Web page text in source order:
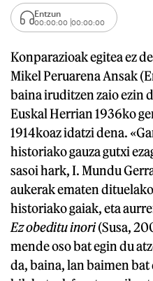
Entzun
00:00:00 00:00:00
Konparazioak egitea ez
Mikel Peruarena Ansak
baina iruditzen zaio ezin
Euskal Herrian 1936ko
1914koaz idatzi dena.
historiako gauza gutxi
sasoi hark, I. Mundu
aukerak ematen
historiako gaiak, eta
Ez obeditu inori(Susa,
mende oso bat egin du
da, baina, lan baimen